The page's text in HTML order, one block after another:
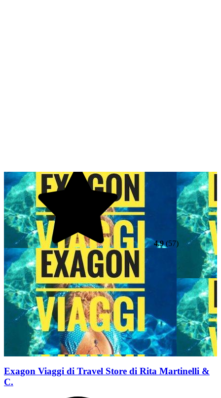
4.9(57)
Exagon Viaggi di Travel Store di Rita Martinelli &
C.